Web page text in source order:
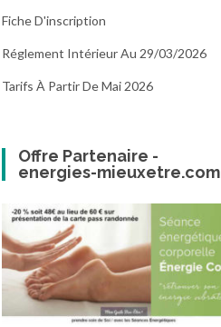
Fiche D'inscription
Réglement Intérieur Au 29/03/2026
Tarifs À Partir De Mai 2026
Offre Partenaire -
energies-mieuxetre.com